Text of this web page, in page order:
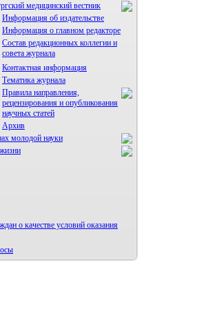
медицинский вестник
Информация об издательстве
Информация о главном редакторе
Состав редакционных коллегии и
совета журнала
Контактная информация
Тематика журнала
Правила направления,
рецензирования и опубликования
научных статей
Архив
молодой науки
Редакция журнала
о качестве условий оказания